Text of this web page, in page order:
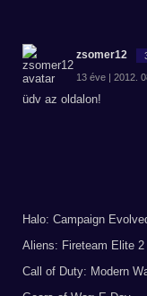
zsomer12
13 éve | 2012.
üdv az oldalon!
Halo: Campaign
Aliens: Fireteam Elite 2
Call of Duty: Modern